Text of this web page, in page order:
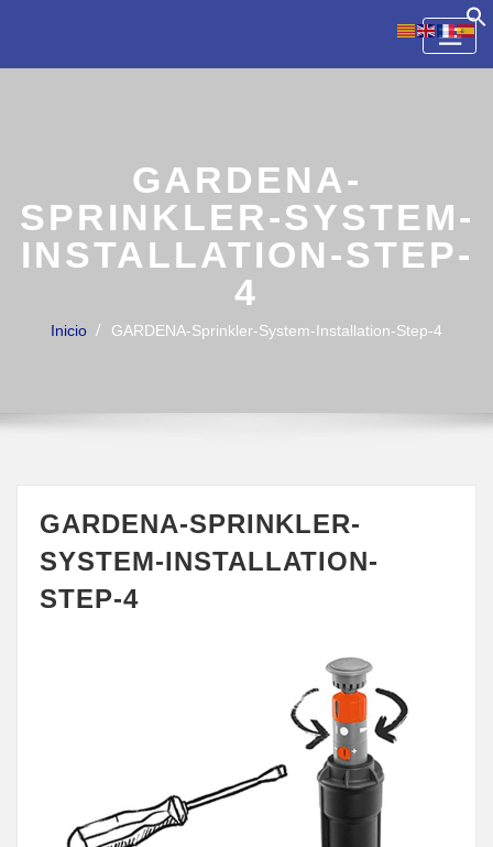
content
GARDENA-
SPRINKLER-SYSTEM-
INSTALLATION-STEP-
4
Inicio GARDENA-Sprinkler-System-Installation-Step-4
GARDENA-SPRINKLER-
SYSTEM-INSTALLATION-
STEP-4